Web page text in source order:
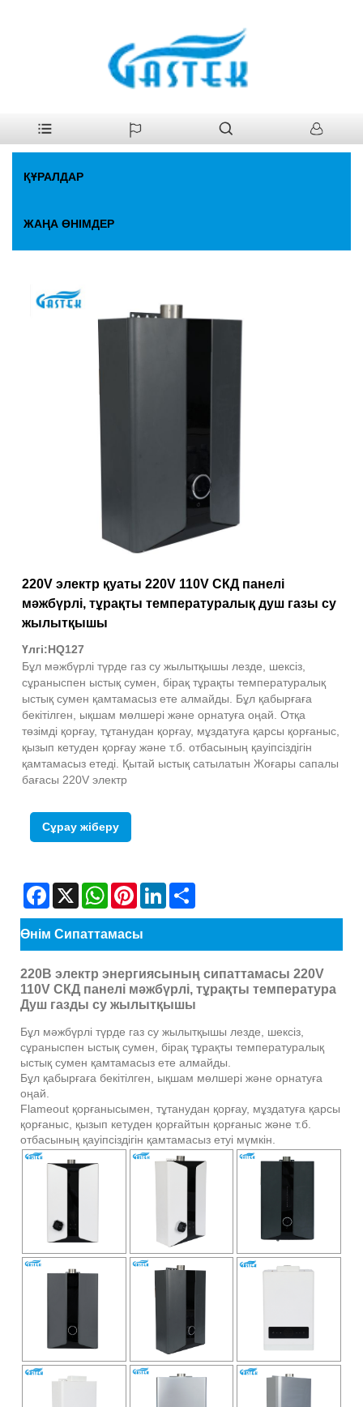
Желдеткіш тұрақты
температура. Газды су жылытқышы
ҚҰРАЛДАР
ЖАҢА ӨНІМДЕР
220V электр қуаты 220V 110V СКД панелі
мәжбүрлі, тұрақты температуралық душ газы су
жылытқышы
Үлгі:HQ127
Бұл мәжбүрлі түрде газ су жылытқышы лезде, шексіз,
сұраныспен ыстық сумен, бірақ тұрақты температуралық
ыстық сумен қамтамасыз ете алмайды. Бұл қабырғаға
бекітілген, ықшам мөлшері және орнатуға оңай. Отқа
төзімді қорғау, тұтанудан қорғау, мұздатуға қарсы қорғаныс,
қызып кетуден қорғау және т.б. отбасының қауіпсіздігін
қамтамасыз етеді. Қытай ыстық сатылатын Жоғары сапалы
бағасы 220V электр
Сұрау жіберу
Facebook
X WhatsAppPinterestLinkedIn
Өнім Сипаттамасы
220В электр энергиясының сипаттамасы 220V
110V СКД панелі мәжбүрлі, тұрақты температура
Душ газды су жылытқышы
Бұл мәжбүрлі түрде газ су жылытқышы лезде, шексіз,
сұраныспен ыстық сумен, бірақ тұрақты температуралық
ыстық сумен қамтамасыз ете алмайды.
Бұл қабырғаға бекітілген, ықшам мөлшері және орнатуға
оңай.
Flameout қорғанысымен, тұтанудан қорғау, мұздатуға қарсы
қорғаныс, қызып кетуден қорғайтын қорғаныс және т.б.
отбасының қауіпсіздігін қамтамасыз етуі мүмкін.